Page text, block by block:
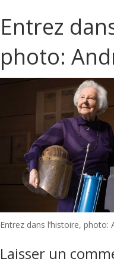
Entrez
photo:
Navigation
de
Entrez dans l’histoire, photo:
Laisser un